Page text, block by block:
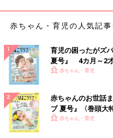
――パパになったばかりのかつ
すか？
杉浦 長女が初めて風邪をひい
る前に娘には声をかけていたん
にはひと言もなかった』と言わ
２人で守るものだけど、妻は僕
いて…。だから、当時の僕には
え』と言いたいですね。
赤ちゃん・育児の人気記
育児の困ったがズ
夏号』 4カ月～2
いっぱい！
赤ちゃん・育児
赤ちゃんのお世話
ブ 夏号』〈巻頭大
く！ おっぱい・ミ
赤ちゃん・育児